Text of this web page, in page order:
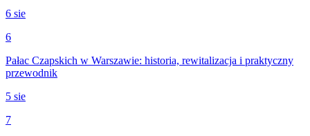
6 sie
6
Pałac Czapskich w Warszawie: historia, rewitalizacja i praktyczny
przewodnik
5 sie
7